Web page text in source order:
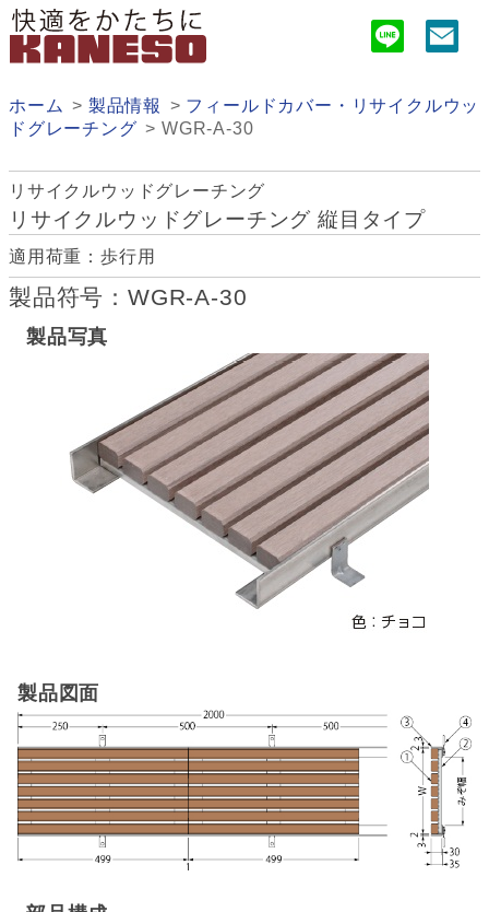
ホーム 製品情報
フィールドカバー・リサイクルウッ
ドグレーチング
WGR-A-30
リサイクルウッドグレーチング
リサイクルウッドグレーチング 縦目タイプ
適用荷重：歩行用
製品符号：WGR-A-30
製品写真
製品図面